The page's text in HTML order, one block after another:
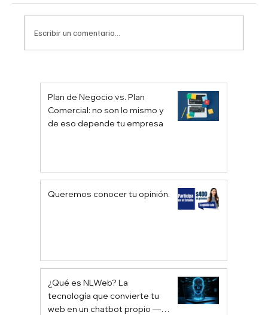
Límite del Capitalismo Extremo
Escribir un comentario...
Plan de Negocio vs. Plan
Comercial: no son lo mismo y
de eso depende tu empresa
Queremos conocer tu opinión.
¿Qué es NLWeb? La
tecnología que convierte tu
web en un chatbot propio —